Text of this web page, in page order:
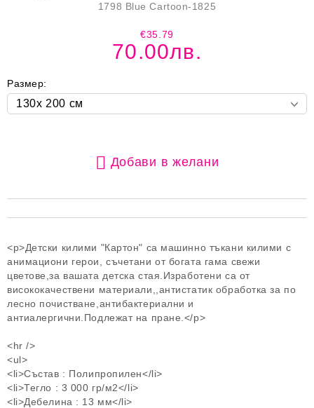
<p>Детски килими "Картон" са машинно тъкани килими с
анимациони герои, съчетани от богата гама свежи
цветове,за вашата детска стая.Изработени са от
висококачествени материали,,антистатик обработка за по
лесно почистване,антибактериални и
антиалергични.Подлежат на пране.</p>
<hr />
<ul>
<li>Състав : Полипропилен</li>
<li>Тегло : 3 000 гр/м2</li>
<li>Дебелина : 13 мм</li>
1798 Blue Cartoon-1825
€35.79
70.00лв.
Размер:
Добави в желани